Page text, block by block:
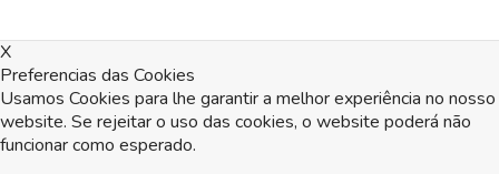
X
Preferencias das Cookies
Usamos Cookies para lhe garantir a melhor experiência no nosso
website. Se rejeitar o uso das cookies, o website poderá não
funcionar como esperado.